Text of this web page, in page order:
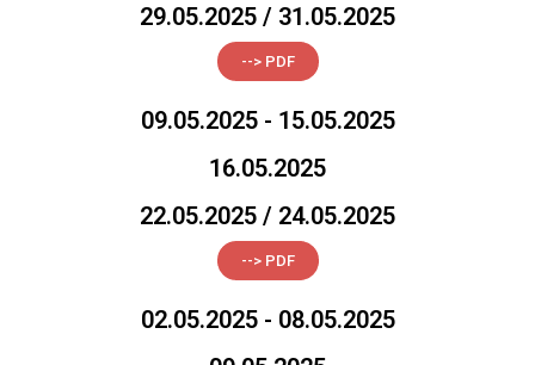
29.05.2025 / 31.05.2025
--> PDF
09.05.2025 - 15.05.2025
16.05.2025
22.05.2025 / 24.05.2025
--> PDF
02.05.2025 - 08.05.2025